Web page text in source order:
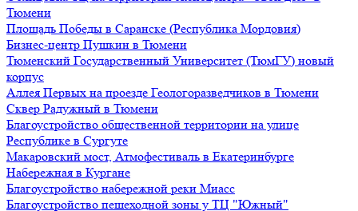
Тюмени
Площадь Победы в Саранске (Республика Мордовия)
Бизнес-центр Пушкин в Тюмени
Тюменский Государственный Университет (ТюмГУ) новый
корпус
Аллея Первых на проезде Геологоразведчиков в Тюмени
Сквер Радужный в Тюмени
Благоустройство общественной территории на улице
Республике в Сургуте
Макаровский мост, Атмофестиваль в Екатеринбурге
Набережная в Кургане
Благоустройство набережной реки Миасс
Благоустройство пешеходной зоны у ТЦ "Южный"